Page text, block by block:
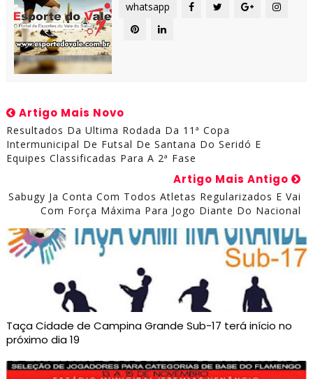
whatsapp
Artigo Mais Novo
Resultados Da Ultima Rodada Da 11ª Copa
Intermunicipal De Futsal De Santana Do Seridó E
Equipes Classificadas Para A 2ª Fase
Artigo Mais Antigo
Sabugy Ja Conta Com Todos Atletas Regularizados E Vai
Com Força Máxima Para Jogo Diante Do Nacional
Taça Cidade de Campina Grande Sub-17 terá início no
próximo dia 19